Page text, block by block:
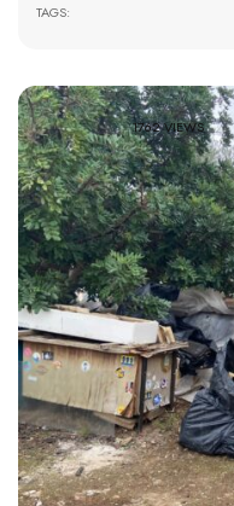
TAGS:
1762 VIEWS